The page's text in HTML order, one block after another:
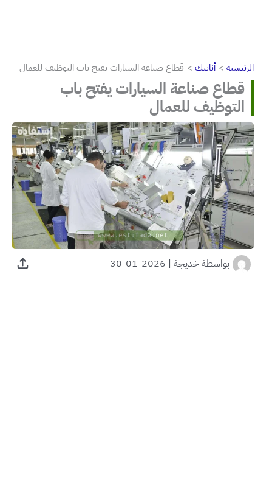
الرئيسية أنابيك قطاع صناعة السيارات يفتح باب التوظيف للعمال
قطاع صناعة السيارات يفتح باب
التوظيف للعمال
بواسطةخديجة |
2026-01-30